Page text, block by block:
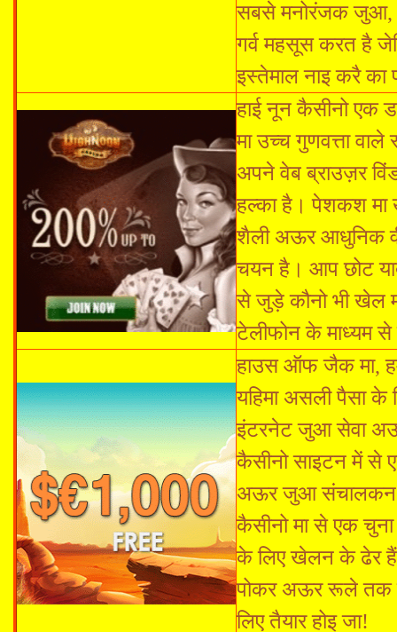
सबसे मनोरंजक जुआ,
गर्व महसूस करत है
इस्तेमाल नाइ करै
हाई नून कैसीनो एक
मा उच्च गुणवत्ता
अपने वेब ब्राउज़र
हल्का है। पेशकश मा
शैली अऊर आधुनिक
चयन है। आप छोट
से जुड़े कौनो भी खेल
टेलीफोन के माध्यम से
हाउस ऑफ जैक मा,
यहिमा असली पैसा के
इंटरनेट जुआ सेवा
कैसीनो साइटन में
अऊर जुआ संचालकन
कैसीनो मा से एक
के लिए खेलन के ढेर
पोकर अऊर रूले तक
लिए तैयार होइ जा!